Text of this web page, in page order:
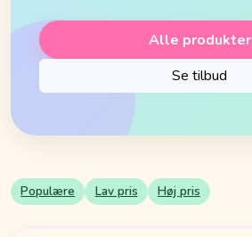
Alle produkter
Se tilbud
Populære Lav pris Høj pris